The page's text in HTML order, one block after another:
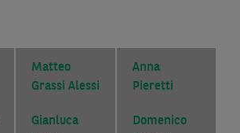
Matteo
Grassi Alessi
Gianluca
Anna
Pieretti
Domenico